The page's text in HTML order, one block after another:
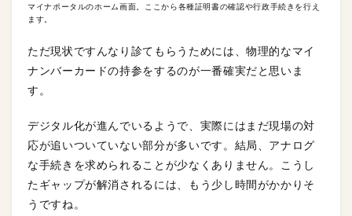
マイナポータルのホーム画面。ここから各種証明書の確認や行政手続きを行え
ます。
ただ現状ですんなり診てもらうためには、物理的なマイ
ナンバーカードの持参をするのが一番確実だと思いま
す。
デジタル化が進んでいるようで、実際にはまだ現場の対
応が追いついていない部分が多いです。結局、アナログ
な手続きを求められることが少なくありません。こうし
たギャップが解消されるには、もう少し時間がかかりそ
うですね。